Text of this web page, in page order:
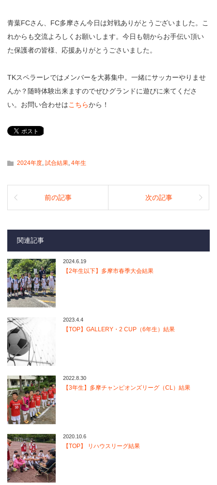
青葉FCさん、FC多摩さん今日は対戦ありがとうございました。こ
れからも交流よろしくお願いします。今日も朝からお手伝い頂い
た保護者の皆様、応援ありがとうごさいました。
TKスペラーレではメンバーを大募集中。一緒にサッカーやりませ
んか？随時体験出来ますのでぜひグランドに遊びに来てくださ
い。お問い合わせはこちらから！
2024年度, 試合結果, 4年生
前の記事 次の記事
関連記事
2024.6.19
【2年生以下】多摩市春季大会結果
2023.4.4
【TOP】GALLERY・2 CUP（6年生）結果
2022.8.30
【3年生】多摩チャンピオンズリーグ（CL）結果
2020.10.6
【TOP】 リハウスリーグ結果